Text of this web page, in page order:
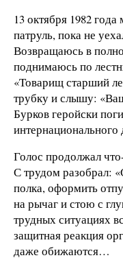
13 октября 1982
патруль, пока не
Возвращаюсь в
поднимаюсь по
«Товарищ старший
трубку и слышу:
Бурков геройски
Голос продолжал
С трудом разобрал:
полка, оформить
на рычаг и стою с
трудных ситуациях
защитная реакция
даже обижаются…